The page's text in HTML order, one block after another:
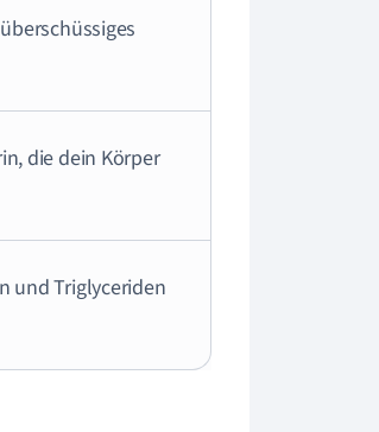
die dein Körper
und Triglyceriden